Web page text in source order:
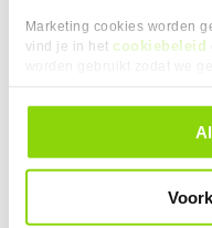
Marketing cookies worden
vind je in het cookiebeleid
alle cookies. Je kunt je
door in de footer van onze
Videokaart
De videokaart is voor
onderdeel. Deze